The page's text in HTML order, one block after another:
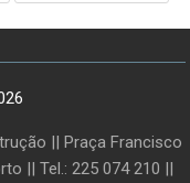
|| Praça Francisco
|| Tel.: 225 074 210 ||